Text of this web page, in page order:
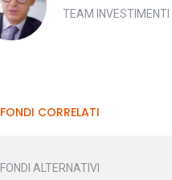
TEAM INVESTIMENTI
FONDI CORRELATI
FONDI ALTERNATIVI